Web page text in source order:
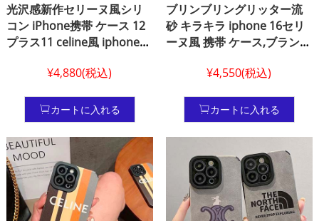
光沢感新作セリーヌ風シリ
コン iPhone携帯 ケース 12
プラス11 celine風 iphone
女兼用 iPhone 8 plus ケース
ース 14 pro max アイフォン
13 celine 風 スマホケース 耐
衝撃ソフトiPhone 7 plus カ
バー日韓風
¥4,880(税込)
カートに入れる
ブリンブリングリッター流
砂 キラキラ iphone 16セリ
ーヌ風 携帯 ケース,ブランド
15 plus 透明 ケース,セリー
/13/12/11/x/7plus/8plusカ
バー 女性 女の子
¥4,550(税込)
カートに入れる